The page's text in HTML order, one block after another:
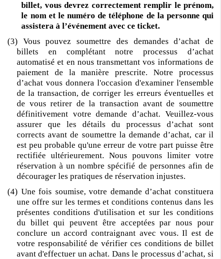
billet, vous devrez correctement remplir le prénom,
le nom et le numéro de téléphone de la personne qui
assistera à l’événement avec ce ticket.
(3) Vous pouvez soumettre des demandes d’achat de
billets en complétant notre processus d’achat
automatisé et en nous transmettant vos informations de
paiement de la manière prescrite. Notre processus
d’achat vous donnera l'occasion d'examiner l'ensemble
de la transaction, de corriger les erreurs éventuelles et
de vous retirer de la transaction avant de soumettre
définitivement votre demande d’achat. Veuillez-vous
assurer que les détails du processus d’achat sont
corrects avant de soumettre la demande d’achat, car il
est peu probable qu'une erreur de votre part puisse être
rectifiée ultérieurement. Nous pouvons limiter votre
réservation à un nombre spécifié de personnes afin de
décourager les pratiques de réservation injustes.
(4) Une fois soumise, votre demande d’achat constituera
une offre sur les termes et conditions contenus dans les
présentes conditions d'utilisation et sur les conditions
du billet qui peuvent être acceptées par nous pour
conclure un accord contraignant avec vous. Il est de
votre responsabilité de vérifier ces conditions de billet
avant d'effectuer un achat. Dans le processus d’achat, si